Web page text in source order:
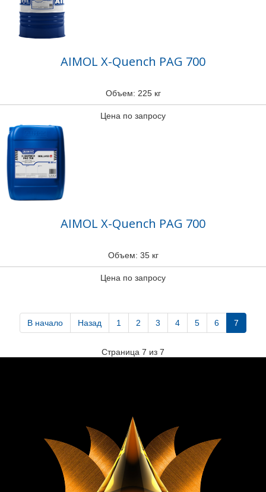
AIMOL X-Quench PAG 700
Объем: 225 кг
Цена по запросу
AIMOL X-Quench PAG 700
Объем: 35 кг
Цена по запросу
В начало Назад 1 2 3 4 5 6 7
Страница 7 из 7